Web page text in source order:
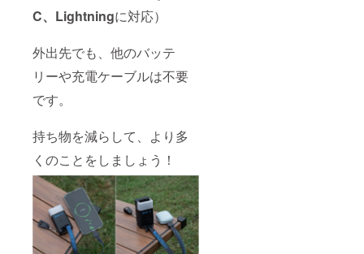
C、Lightningに対応）
外出先でも、他のバッテ
リーや充電ケーブルは不要
です。
持ち物を減らして、より多
くのことをしましょう！